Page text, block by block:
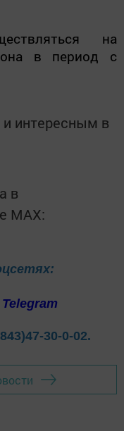
на
в период с
интересным в
в
MАХ:
Telegram
30-0-02.